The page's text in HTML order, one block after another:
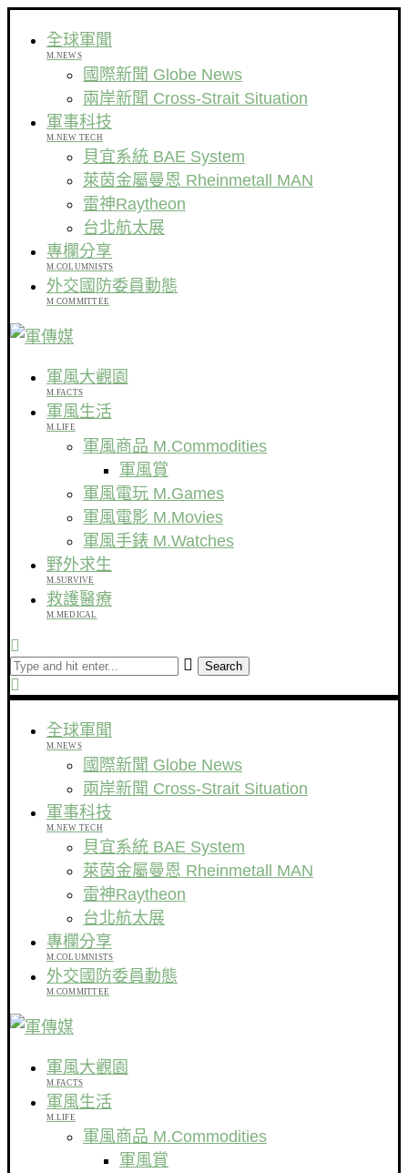
全球軍聞
M.NEWS
國際新聞 Globe News
兩岸新聞 Cross-Strait Situation
軍事科技
M.NEW TECH
貝宜系統 BAE System
萊茵金屬曼恩 Rheinmetall MAN
雷神Raytheon
台北航太展
專欄分享
M.COLUMNISTS
外交國防委員動態
M COMMITTEE
軍風大觀園
M.FACTS
軍風生活
M.LIFE
軍風商品 M.Commodities
軍風賞
軍風電玩 M.Games
軍風電影 M.Movies
軍風手錶 M.Watches
野外求生
M.SURVIVE
救護醫療
M.MEDICAL
Search
全球軍聞
M.NEWS
國際新聞 Globe News
兩岸新聞 Cross-Strait Situation
軍事科技
M.NEW TECH
貝宜系統 BAE System
萊茵金屬曼恩 Rheinmetall MAN
雷神Raytheon
台北航太展
專欄分享
M.COLUMNISTS
外交國防委員動態
M COMMITTEE
軍風大觀園
M.FACTS
軍風生活
M.LIFE
軍風商品 M.Commodities
軍風賞